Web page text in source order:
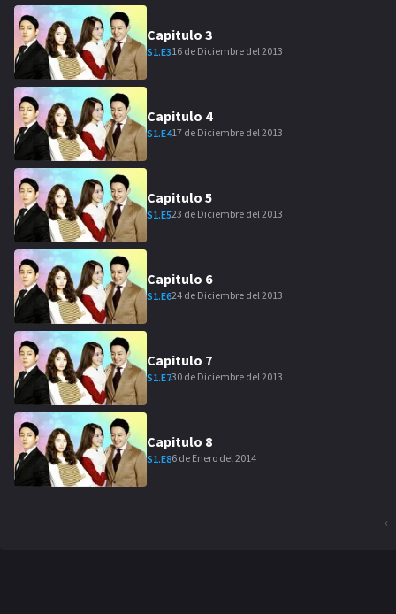
Capitulo 3
S1.E316 de Diciembre del 2013
Capitulo 4
S1.E417 de Diciembre del 2013
Capitulo 5
S1.E523 de Diciembre del 2013
Capitulo 6
S1.E624 de Diciembre del 2013
Capitulo 7
S1.E730 de Diciembre del 2013
Capitulo 8
S1.E86 de Enero del 2014
‹